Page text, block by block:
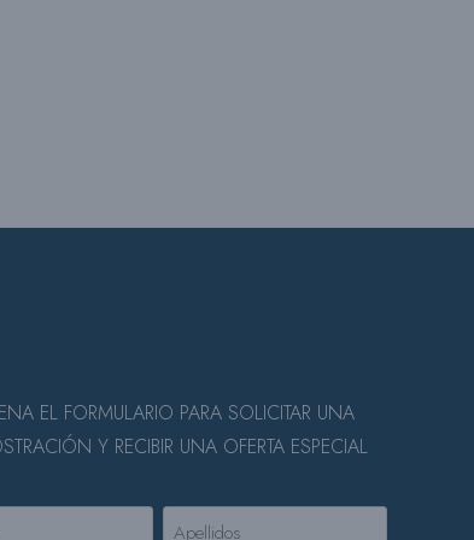
EL FORMULARIO PARA SOLICITAR UNA
Y RECIBIR UNA OFERTA ESPECIAL